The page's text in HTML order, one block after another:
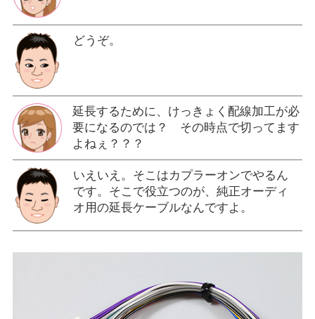
どうぞ。
延長するために、けっきょく配線加工が必
要になるのでは？ その時点で切ってます
よねぇ？？？
いえいえ。そこはカプラーオンでやるん
です。そこで役立つのが、純正オーディ
オ用の延長ケーブルなんですよ。